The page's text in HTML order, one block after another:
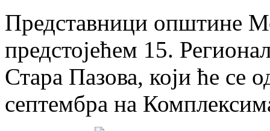
Представници општине
предстојећем 15.
Стара Пазова, који ће се
септембра на